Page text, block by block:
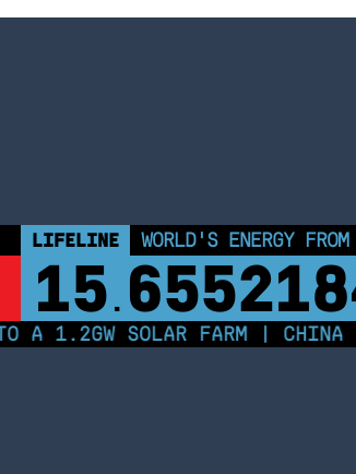
LIFELINE WORLD'S ENERGY FROM
15 .
SOLAR FARM | CHINA